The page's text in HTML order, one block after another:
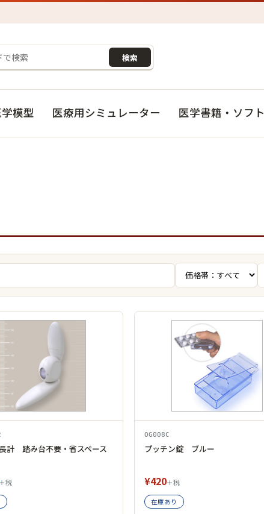
検索
模型 医療用シミュレーター 医学書籍・ソフト
計 踏み台不要・省スペース
税
OG008C
プッチン錠 ブルー
¥420＋税
在庫あり